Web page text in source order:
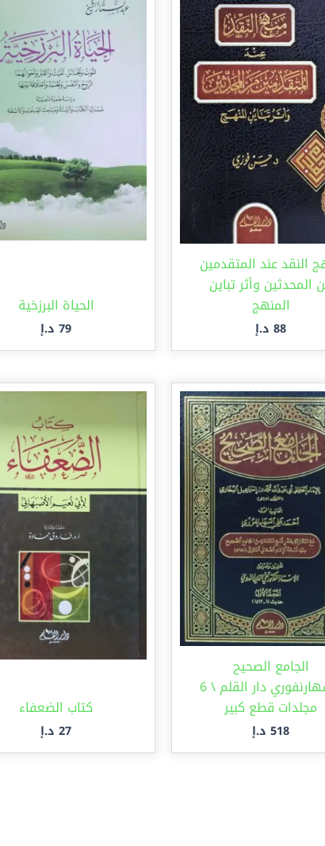
النقد عند المتقدمين
المحدثين وأثر تباين
المنهج
88 د.إ
الحياة البرزخية
79 د.إ
الجامع الصحيح
للسهارنفوري دار القلم \ 6
مجلدات قطع كبير
518 د.إ
كتاب الضعفاء
27 د.إ